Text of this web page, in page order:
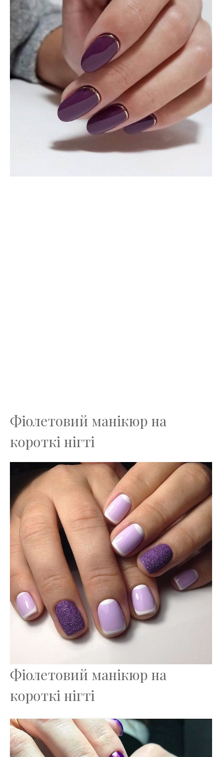
Фіолетовий манікюр на
короткі нігті
Фіолетовий манікюр на
короткі нігті